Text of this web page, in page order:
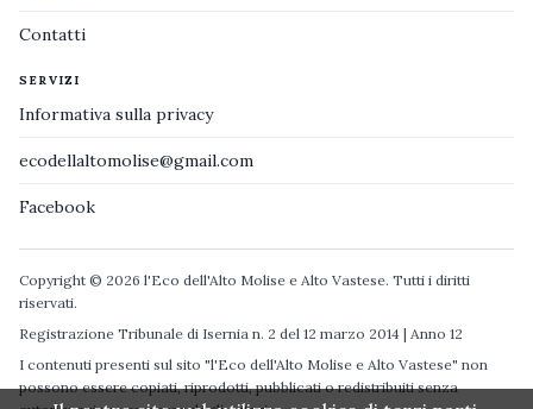
Contatti
SERVIZI
Informativa sulla privacy
ecodellaltomolise@gmail.com
Facebook
Copyright © 2026 l'Eco dell'Alto Molise e Alto Vastese. Tutti i diritti
riservati.
Registrazione Tribunale di Isernia n. 2 del 12 marzo 2014 | Anno 12
I contenuti presenti sul sito "l'Eco dell'Alto Molise e Alto Vastese" non
possono essere copiati, riprodotti, pubblicati o redistribuiti senza